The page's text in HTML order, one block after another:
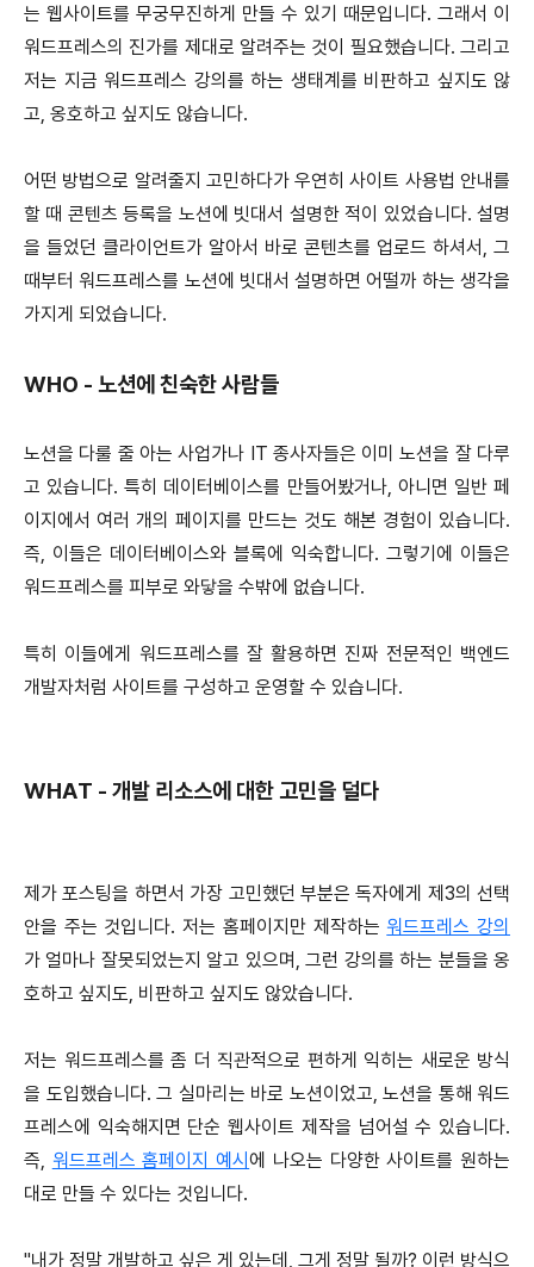
는 웹사이트를 무궁무진하게 만들 수 있기 때문입니다. 그래서 이
워드프레스의 진가를 제대로 알려주는 것이 필요했습니다. 그리고
저는 지금 워드프레스 강의를 하는 생태계를 비판하고 싶지도 않
고, 옹호하고 싶지도 않습니다.
어떤 방법으로 알려줄지 고민하다가 우연히 사이트 사용법 안내를
할 때 콘텐츠 등록을 노션에 빗대서 설명한 적이 있었습니다. 설명
을 들었던 클라이언트가 알아서 바로 콘텐츠를 업로드 하셔서, 그
때부터 워드프레스를 노션에 빗대서 설명하면 어떨까 하는 생각을
가지게 되었습니다.
WHO - 노션에 친숙한 사람들
노션을 다룰 줄 아는 사업가나 IT 종사자들은 이미 노션을 잘 다루
고 있습니다. 특히 데이터베이스를 만들어봤거나, 아니면 일반 페
이지에서 여러 개의 페이지를 만드는 것도 해본 경험이 있습니다.
즉, 이들은 데이터베이스와 블록에 익숙합니다. 그렇기에 이들은
워드프레스를 피부로 와닿을 수밖에 없습니다.
특히 이들에게 워드프레스를 잘 활용하면 진짜 전문적인 백엔드
개발자처럼 사이트를 구성하고 운영할 수 있습니다.
WHAT - 개발 리소스에 대한 고민을 덜다
제가 포스팅을 하면서 가장 고민했던 부분은 독자에게 제3의 선택
안을 주는 것입니다. 저는 홈페이지만 제작하는 워드프레스 강의
가 얼마나 잘못되었는지 알고 있으며, 그런 강의를 하는 분들을 옹
호하고 싶지도, 비판하고 싶지도 않았습니다.
저는 워드프레스를 좀 더 직관적으로 편하게 익히는 새로운 방식
을 도입했습니다. 그 실마리는 바로 노션이었고, 노션을 통해 워드
프레스에 익숙해지면 단순 웹사이트 제작을 넘어설 수 있습니다.
즉, 워드프레스 홈페이지 예시에 나오는 다양한 사이트를 원하는
대로 만들 수 있다는 것입니다.
"내가 정말 개발하고 싶은 게 있는데, 그게 정말 될까? 이런 방식으